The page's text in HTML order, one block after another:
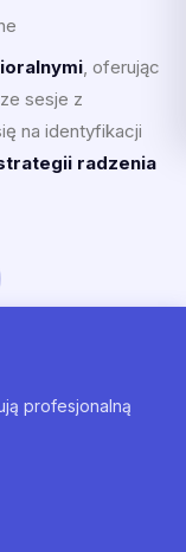
, oferując
sesje z
na identyfikacji
radzenia
profesjonalną